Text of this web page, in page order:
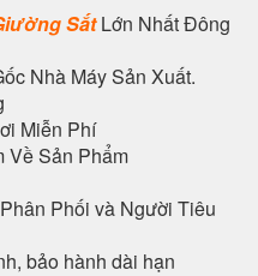
SắtLớn Nhất Đông
Nhà Máy Sản Xuất.
Miễn Phí
Về Sản Phẩm
Phối và Người Tiêu
bảo hành dài hạn